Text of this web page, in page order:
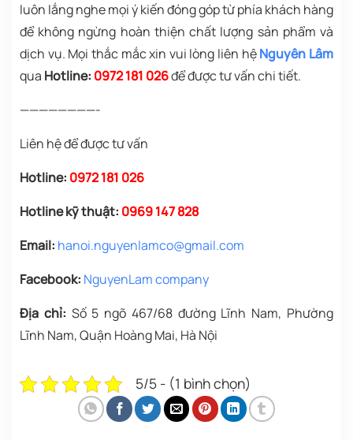
luôn lắng nghe mọi ý kiến đóng góp từ phía khách hàng
để không ngừng hoàn thiện chất lượng sản phẩm và
dịch vụ. Mọi thắc mắc xin vui lòng liên hệNguyên Lâm
qua Hotline: 0972 181 026để được tư vấn chi tiết.
————————-
Liên hệ để được tư vấn
Hotline: 0972 181 026
Hotline kỹ thuật: 0969 147 828
Email: hanoi.nguyenlamco@gmail.com
Facebook: NguyenLam company
Địa chỉ: Số 5 ngõ 467/68 đường Lĩnh Nam, Phường
Lĩnh Nam, Quận Hoàng Mai, Hà Nội
5/5 - (1 bình chọn)